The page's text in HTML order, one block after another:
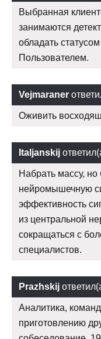
Выбранная
занимаются
обладать
Пользователем.
Vejmaraner
Оживить
Italjanskij
Набрать массу, но
нейромышечную
эффективность
из центральной
сокращаться с
специалистов.
Prazhskij
Аналитика,
приготовлению